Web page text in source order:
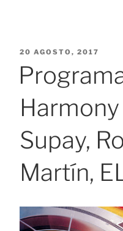
PUBLICADO
20 AGOSTO, 2017
Harmony
Supay,
Martín,